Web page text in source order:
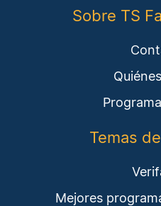
Sobre TS
Temas
Mejores